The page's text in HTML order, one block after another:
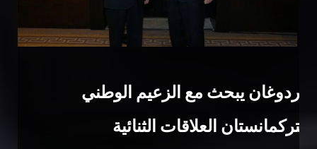
أردوغان يبحث مع الزعيم الوطني
لتركمانستان العلاقات الثنائية